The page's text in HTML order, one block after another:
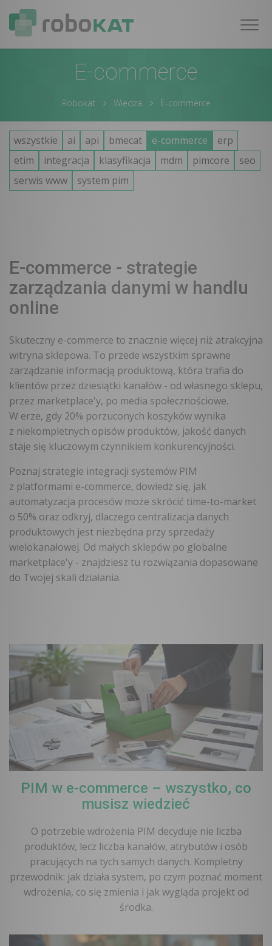
E-commerce
Robokat Wiedza E-commerce
wszystkie ai api bmecat e-commerce
erp
etim
integracja klasyfikacja mdm pimcore
seo
serwis www
system pim
E-commerce - strategie
zarządzania danymi w handlu
online
Skuteczny e-commerce to znacznie więcej niż atrakcyjna
witryna sklepowa. To przede wszystkim sprawne
zarządzanie informacją produktową, która trafia do
klientów przez dziesiątki kanałów - od własnego sklepu,
przez marketplace'y, po media społecznościowe.
W erze, gdy 20% porzuconych koszyków wynika
z niekompletnych opisów produktów, jakość danych
staje się kluczowym czynnikiem konkurencyjności.
Poznaj strategie integracji systemów PIM
z platformami e-commerce, dowiedz się, jak
automatyzacja procesów może skrócić time-to-market
o 50% oraz odkryj, dlaczego centralizacja danych
produktowych jest niezbędna przy sprzedaży
wielokanałowej. Od małych sklepów po globalne
marketplace'y - znajdziesz tu rozwiązania dopasowane
do Twojej skali działania.
PIM w e-commerce – wszystko, co
musisz wiedzieć
O potrzebie wdrożenia PIM decyduje nie liczba
produktów, lecz liczba kanałów, atrybutów i osób
pracujących na tych samych danych. Kompletny
przewodnik: jak działa system, po czym poznać moment
wdrożenia, co się zmienia i jak wygląda projekt od
środka.